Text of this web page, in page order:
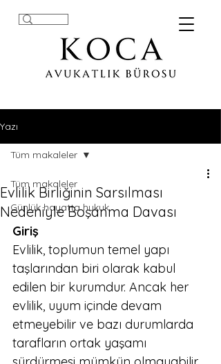
Yazı
Tüm makaleler
Günlük hayatta hukuk
Tüm makaleler
Evlilik Birliğinin Sarsılması
Nedeniyle Boşanma Davası
Giriş
Evlilik, toplumun temel yapı
taşlarından biri olarak kabul
edilen bir kurumdur. Ancak her
evlilik, uyum içinde devam
etmeyebilir ve bazı durumlarda
tarafların ortak yaşamı